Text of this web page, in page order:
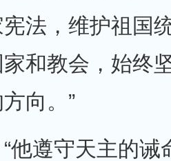
法，维护祖国
和教会，始终
向。”
他遵守天主的诫